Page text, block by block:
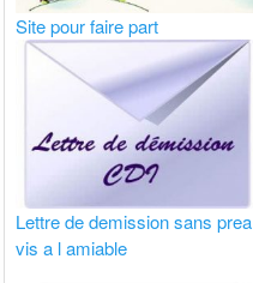
Site pour faire part
Lettre de demission sans prea
vis a l amiable